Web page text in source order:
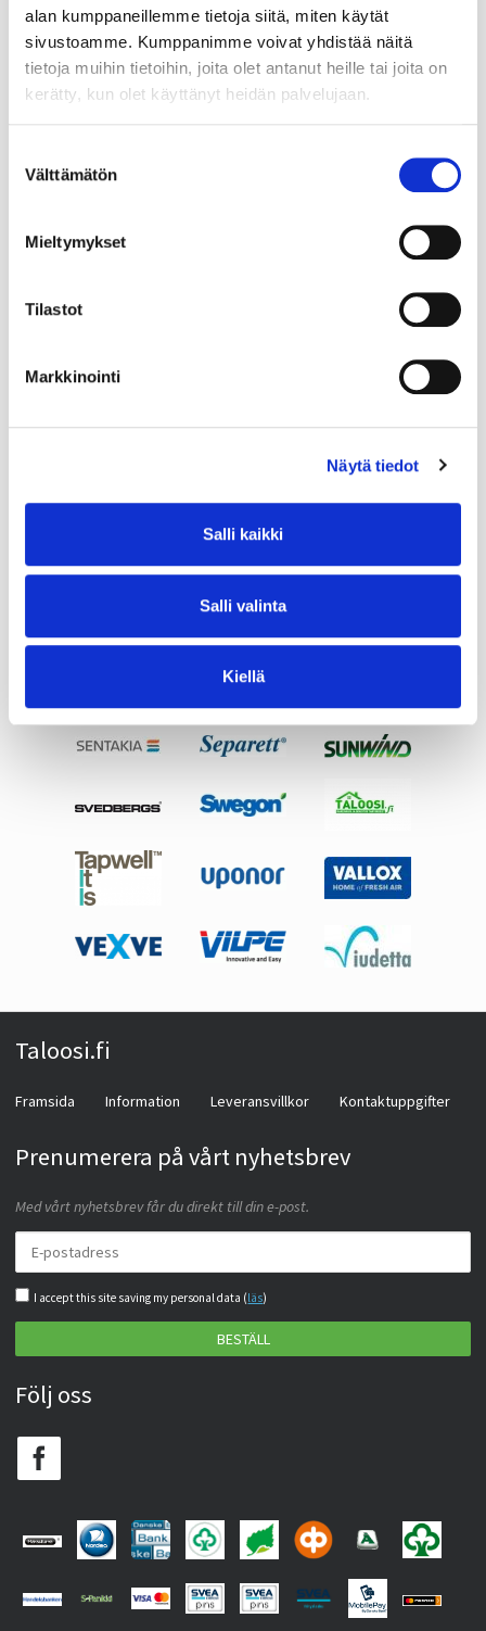
alan kumppaneillemme tietoja siitä, miten käytät
sivustoamme. Kumppanimme voivat yhdistää näitä
tietoja muihin tietoihin, joita olet antanut heille tai joita on
kerätty, kun olet käyttänyt heidän palvelujaan.
valinta
Välttämätön
Mieltymykset
Tilastot
Markkinointi
Näytä tiedot
Salli kaikki
Salli valinta
Kiellä
Taloosi.fi
Framsida Information Leveransvillkor Kontaktuppgifter
Prenumerera på vårt nyhetsbrev
Med vårt nyhetsbrev får du direkt till din e-post.
I accept this site saving my personal data (läs)
BESTÄLL
Följ oss